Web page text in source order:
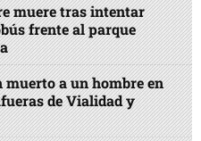
muere tras intentar
frente al parque
muerto a un hombre en
de Vialidad y